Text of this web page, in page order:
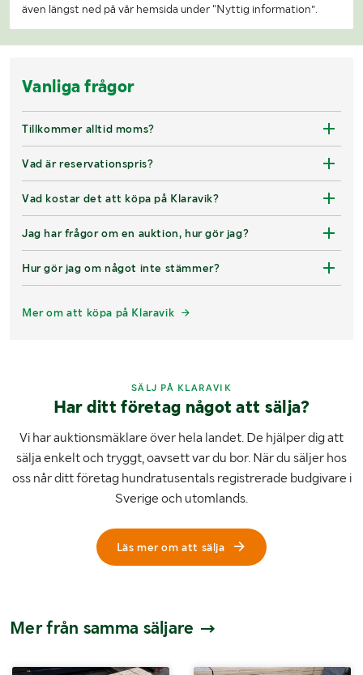
även längst ned på vår hemsida under "Nyttig information”.
Vanliga frågor
Tillkommer alltid moms?
Vad är reservationspris?
Vad kostar det att köpa på Klaravik?
Jag har frågor om en auktion, hur gör jag?
Hur gör jag om något inte stämmer?
Mer om att köpa på Klaravik
SÄLJ PÅ KLARAVIK
Har ditt företag något att sälja?
Vi har auktionsmäklare över hela landet. De hjälper dig att
sälja enkelt och tryggt, oavsett var du bor. När du säljer hos
oss når ditt företag hundratusentals registrerade budgivare i
Sverige och utomlands.
Läs mer om att sälja
Mer från samma säljare